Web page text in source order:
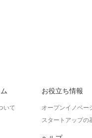
いて
お役立ち情報
オープンイノベー
スタートアップの